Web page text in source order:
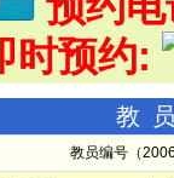
时预约:
教
教员编号（